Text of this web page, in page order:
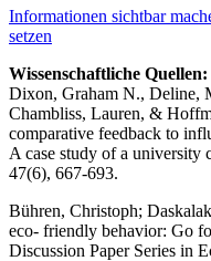
Informationen sichtbar
setzen
Wissenschaftliche Quellen:
Dixon, Graham N., Deline,
Chambliss, Lauren, &
comparative feedback to
A case study of a university
47(6), 667-693.
Bühren, Christoph;
eco- friendly behavior: Go
Discussion Paper Series in